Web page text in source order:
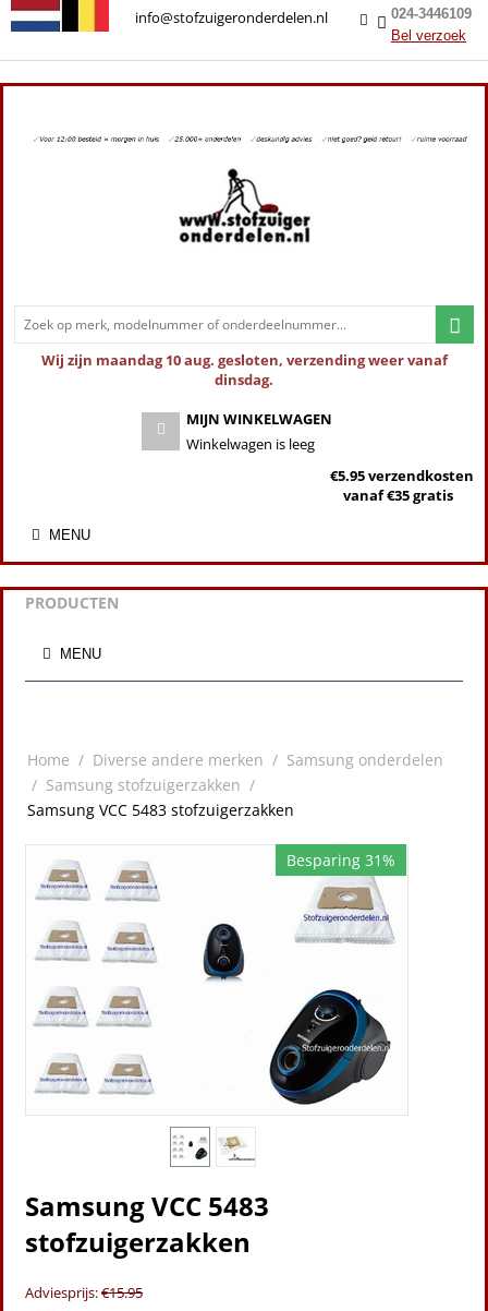
024-3446109
Bel verzoek
info@stofzuigeronderdelen.nl
Wij zijn maandag 10 aug. gesloten, verzending weer vanaf
dinsdag.
MIJN WINKELWAGEN
Winkelwagen is leeg
€5.95 verzendkosten
vanaf €35 gratis
MENU
PRODUCTEN
MENU
Home / Diverse andere merken / Samsung onderdelen
/ Samsung stofzuigerzakken /
Samsung VCC 5483 stofzuigerzakken
Besparing 31%
Samsung VCC 5483
stofzuigerzakken
Adviesprijs:€15.95